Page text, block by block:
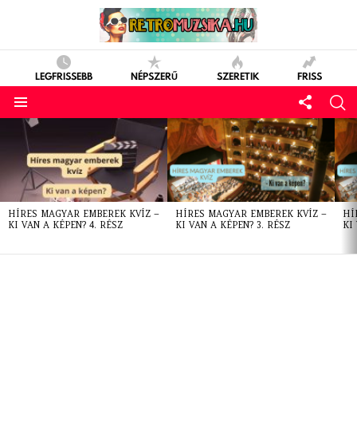
LEGFRISSEBB NÉPSZERŰ SZERETIK FRISS
LATEST
STORIES
HÍRES MAGYAR EMBEREK KVÍZ –
KI VAN A KÉPEN? 4. RÉSZ
HÍRES MAGYAR EMBEREK KVÍZ –
KI VAN A KÉPEN? 3. RÉSZ
KI